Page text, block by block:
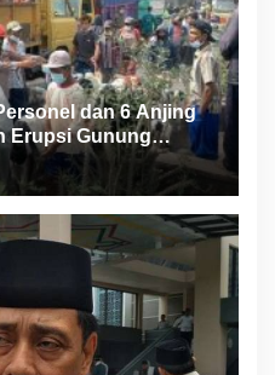
dan 6 Anjing
Erupsi Gunung